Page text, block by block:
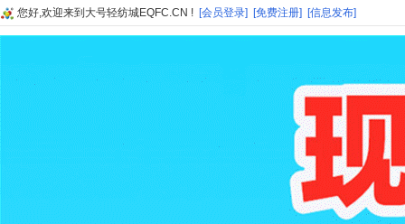
您好,欢迎来到大号轻纺城EQFC.CN ! [会员登录] [免费注册] [信息发布]